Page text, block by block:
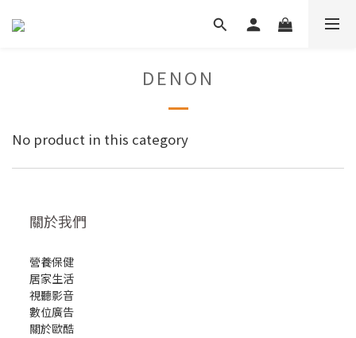
DENON
No product in this category
關於我們
營養保健
居家生活
視聽影音
數位廣告
關於歐酷